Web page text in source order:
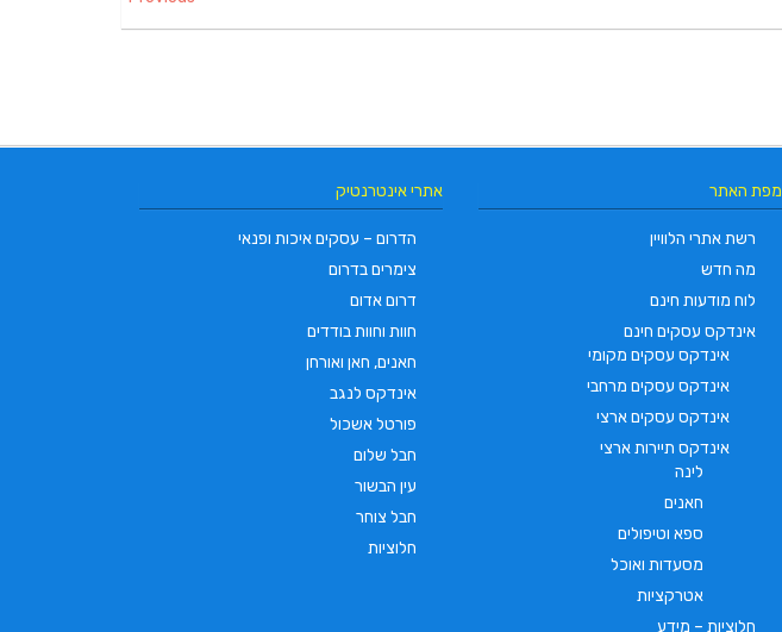
אתרי אינטרנטיק
הדרום – עסקים איכות ופנאי
צימרים בדרום
דרום אדום
חוות וחוות בודדים
חאנים, חאן ואורחן
אינדקס לנגב
פורטל אשכול
חבל שלום
עין הבשור
חבל צוחר
חלוציות
מפת האתר
רשת אתרי הלוויין
מה חדש
לוח מודעות חינם
אינדקס עסקים חינם
אינדקס עסקים מקומי
אינדקס עסקים מרחבי
אינדקס עסקים ארצי
אינדקס תיירות ארצי
לינה
חאנים
ספא וטיפולים
מסעדות ואוכל
אטרקציות
חלוציות – מידע